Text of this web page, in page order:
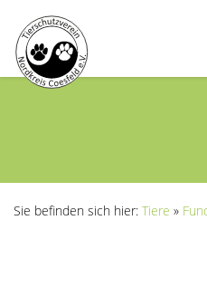
Sie befinden sich hier: Tiere »